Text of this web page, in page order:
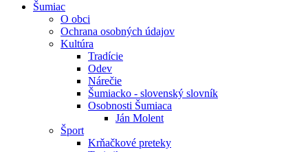
Šumiac
O obci
Ochrana osobných údajov
Kultúra
Tradície
Odev
Nárečie
Šumiacko - slovenský slovník
Osobnosti Šumiaca
Ján Molent
Šport
Krňačkové preteky